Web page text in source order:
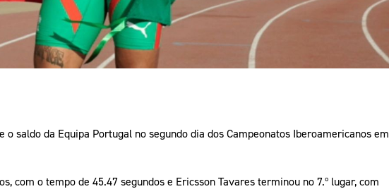
saldo da Equipa Portugal no segundo dia dos Campeonatos Iberoamericanos em
com o tempo de 45.47 segundos e Ericsson Tavares terminou no 7.º lugar, com